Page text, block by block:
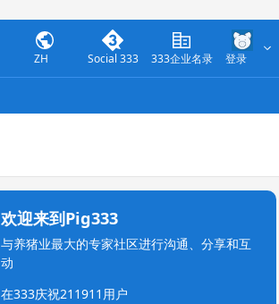
ZH Social 333 333企业名录 登录
欢迎来到Pig333
与养猪业最大的专家社区进行沟通、分享和互
动
在333庆祝211911用户